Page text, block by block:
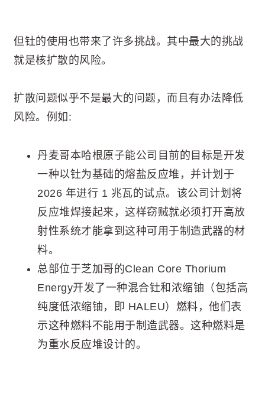
但钍的使用也带来了许多挑战。其中最大的挑战
就是核扩散的风险。
扩散问题似乎不是最大的问题，而且有办法降低
风险。例如:
丹麦哥本哈根原子能公司目前的目标是开发
一种以钍为基础的熔盐反应堆，并计划于
2026 年进行 1 兆瓦的试点。该公司计划将
反应堆焊接起来，这样窃贼就必须打开高放
射性系统才能拿到这种可用于制造武器的材
料。
总部位于芝加哥的Clean Core Thorium
Energy开发了一种混合钍和浓缩铀（包括高
纯度低浓缩铀，即 HALEU）燃料，他们表
示这种燃料不能用于制造武器。这种燃料是
为重水反应堆设计的。